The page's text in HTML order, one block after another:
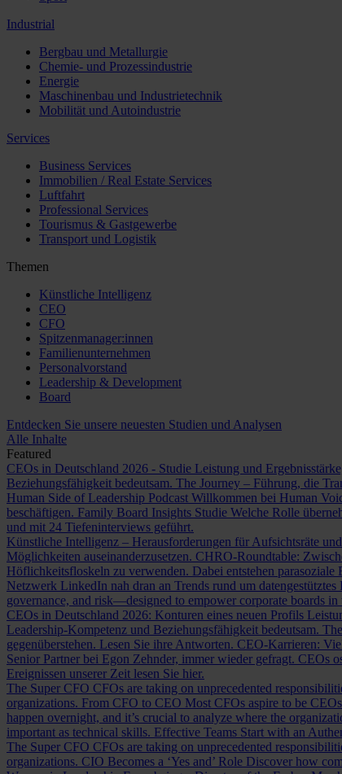
Industrial
Bergbau und Metallurgie
Chemie- und Prozessindustrie
Energie
Maschinenbau und Industrietechnik
Mobilität und Autoindustrie
Services
Business Services
Immobilien / Real Estate Services
Luftfahrt
Professional Services
Tourismus & Gastgewerbe
Transport und Logistik
Themen
Künstliche Intelligenz
CEO
CFO
Spitzenmanager:innen
Familienunternehmen
Personalvorstand
Leadership & Development
Board
Entdecken Sie unsere neuesten Studien und Analysen
Alle Inhalte
Featured
CEOs in Deutschland 2026 - Studie Leistung und
Beziehungsfähigkeit bedeutsam. The Journey – Führung, die
Human Side of Leadership Podcast Willkommen bei Human
beschäftigen. Family Board Insights Studie Welche Rolle
und mit 24 Tiefeninterviews geführt.
Künstliche Intelligenz – Herausforderungen für Aufsichtsräte
Möglichkeiten auseinanderzusetzen. CHRO-Roundtable:
Höflichkeitsfloskeln zu verwenden. Dabei entstehen parasoziale
Netzwerk LinkedIn nah dran an Trends rund um
governance, and risk—designed to empower corporate boards
CEOs in Deutschland 2026: Konturen eines neuen Profils
Leadership-Kompetenz und Beziehungsfähigkeit bedeutsam.
gegenüberstehen. Lesen Sie ihre Antworten. CEO-Karrieren:
Senior Partner bei Egon Zehnder, immer wieder gefragt. CEOs
Ereignissen unserer Zeit lesen Sie hier.
The Super CFO CFOs are taking on unprecedented
organizations. From CFO to CEO Most CFOs aspire to be
happen overnight, and it’s crucial to analyze where the
important as technical skills. Effective Teams Start with an
The Super CFO CFOs are taking on unprecedented
organizations. CIO Becomes a ‘Yes and’ Role Discover how